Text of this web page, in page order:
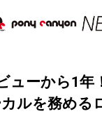
ューから1年
ルを務める